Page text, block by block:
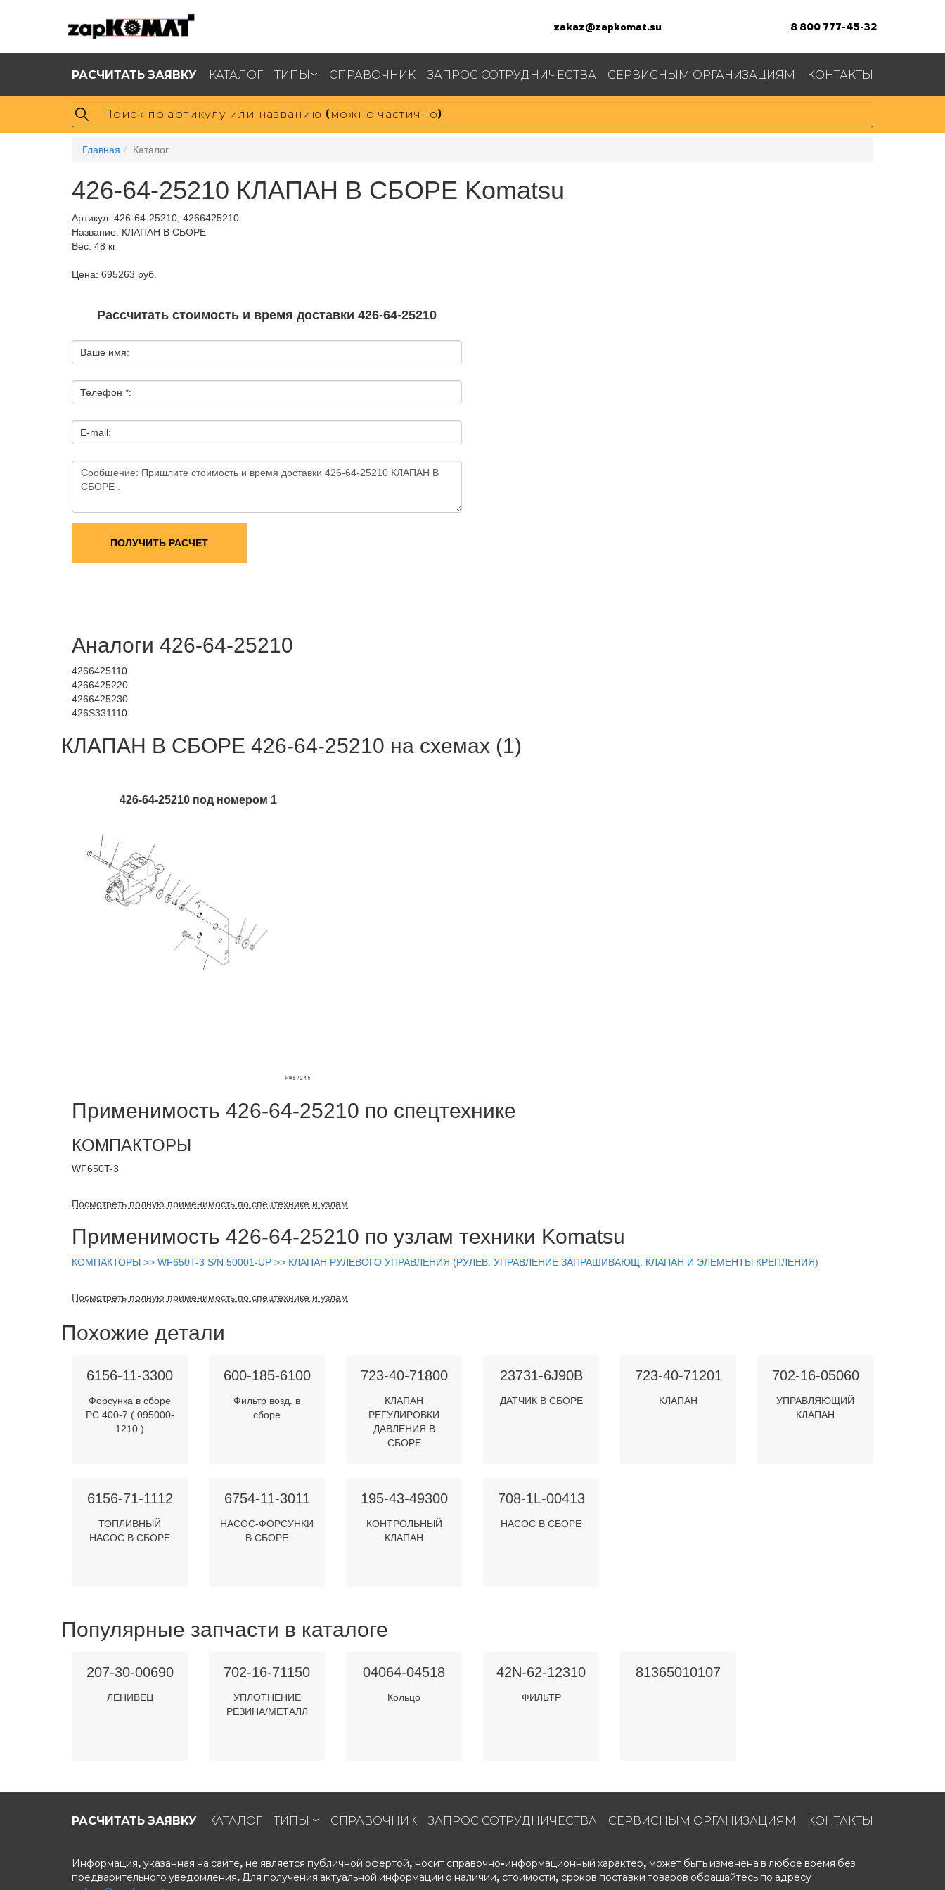
zakaz@zapkomat.su 8 800 777-45-32
РАСЧИТАТЬ ЗАЯВКУ КАТАЛОГ ТИПЫ СПРАВОЧНИК ЗАПРОС СОТРУДНИЧЕСТВА СЕРВИСНЫМ ОРГАНИЗАЦИЯМ КОНТАКТЫ
Главная Каталог
426-64-25210 КЛАПАН В СБОРЕ Komatsu
Артикул: 426-64-25210, 4266425210
Название: КЛАПАН В СБОРЕ
Вес: 48 кг
Цена: 695263 руб.
Рассчитать стоимость и время доставки 426-64-25210
Ваше имя:
Телефон *:
E-mail:
ПОЛУЧИТЬ РАСЧЕТ
Аналоги 426-64-25210
4266425110
4266425220
4266425230
426S331110
КЛАПАН В СБОРЕ 426-64-25210 на схемах (1)
426-64-25210 под номером 1
Применимость 426-64-25210 по спецтехнике
КОМПАКТОРЫ
WF650T-3
Посмотреть полную применимость по спецтехнике и узлам
Применимость 426-64-25210 по узлам техники Komatsu
КОМПАКТОРЫ >> WF650T-3 S/N 50001-UP >> КЛАПАН РУЛЕВОГО УПРАВЛЕНИЯ (РУЛЕВ. УПРАВЛЕНИЕ ЗАПРАШИВАЮЩ. КЛАПАН И ЭЛЕМЕНТЫ КРЕПЛЕНИЯ)
Посмотреть полную применимость по спецтехнике и узлам
Похожие детали
6156-11-3300
Форсунка в сборе
PC 400-7 ( 095000-
1210 )
600-185-6100
Фильтр возд. в
сборе
723-40-71800
КЛАПАН
РЕГУЛИРОВКИ
ДАВЛЕНИЯ В
СБОРЕ
23731-6J90B
ДАТЧИК В СБОРЕ
723-40-71201
КЛАПАН
702-16-05060
УПРАВЛЯЮЩИЙ
КЛАПАН
6156-71-1112
ТОПЛИВНЫЙ
НАСОС В СБОРЕ
6754-11-3011
НАСОС-ФОРСУНКИ
В СБОРЕ
195-43-49300
КОНТРОЛЬНЫЙ
КЛАПАН
708-1L-00413
НАСОС В СБОРЕ
Популярные запчасти в каталоге
207-30-00690
ЛЕНИВЕЦ
702-16-71150
УПЛОТНЕНИЕ
РЕЗИНА/МЕТАЛЛ
04064-04518
Кольцо
42N-62-12310
ФИЛЬТР
81365010107
РАСЧИТАТЬ ЗАЯВКУ КАТАЛОГ ТИПЫ СПРАВОЧНИК ЗАПРОС СОТРУДНИЧЕСТВА СЕРВИСНЫМ ОРГАНИЗАЦИЯМ КОНТАКТЫ
Информация, указанная на сайте, не является публичной офертой, носит справочно-информационный характер, может быть изменена в любое время без
предварительного уведомления. Для получения актуальной информации о наличии, стоимости, сроков поставки товаров обращайтесь по адресу